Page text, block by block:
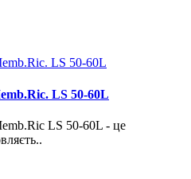
LS 50-60L
LS 50-60L - це